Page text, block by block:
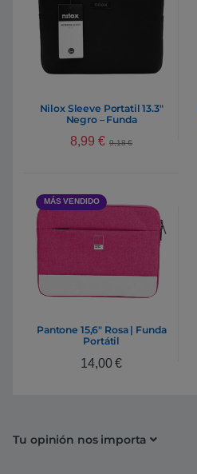
Nilox Sleeve Portatil 13.3″
Negro – Funda
8,99 € 9,18€
MÁS VENDIDO
Pantone 15,6″ Rosa | Funda
Portátil
14,00€
Tu opinión nos importa